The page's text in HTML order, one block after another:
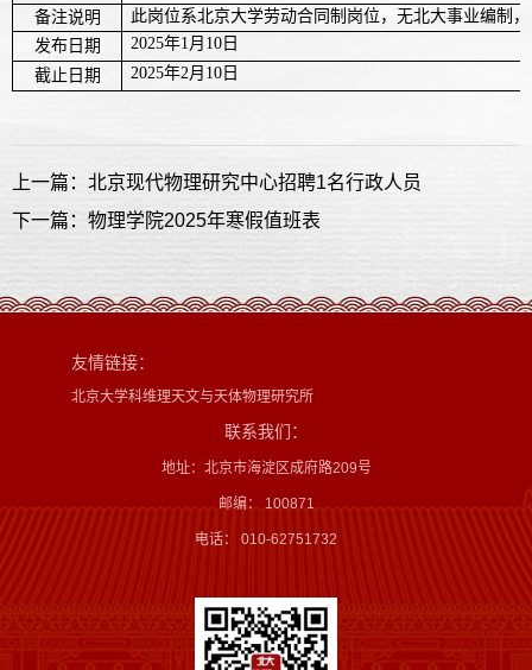
备注说明
此岗位系北京大学劳动合同制岗位，无北大事业编制
发布日期
2025年1月10日
截止日期
2025年2月10日
上一篇：北京现代物理研究中心招聘1名行政人员
下一篇：物理学院2025年寒假值班表
友情链接：
北京大学科维理天文与天体物理研究所
联系我们：
地址：北京市海淀区成府路209号
邮编： 100871
电话： 010-62751732